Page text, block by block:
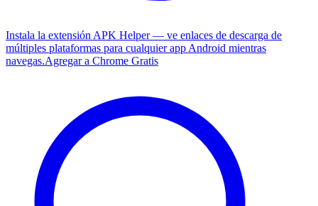
Instala la extensión APK Helper — ve enlaces de descarga de
múltiples plataformas para cualquier app Android mientras
navegas.Agregar a Chrome Gratis